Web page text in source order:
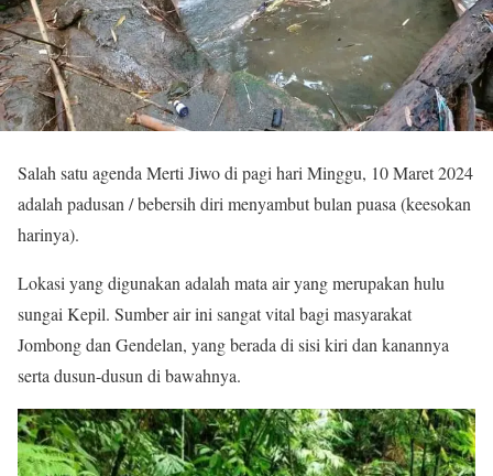
Salah satu agenda Merti Jiwo di pagi hari Minggu, 10 Maret 2024
adalah padusan / bebersih diri menyambut bulan puasa (keesokan
harinya).
Lokasi yang digunakan adalah mata air yang merupakan hulu
sungai Kepil. Sumber air ini sangat vital bagi masyarakat
Jombong dan Gendelan, yang berada di sisi kiri dan kanannya
serta dusun-dusun di bawahnya.